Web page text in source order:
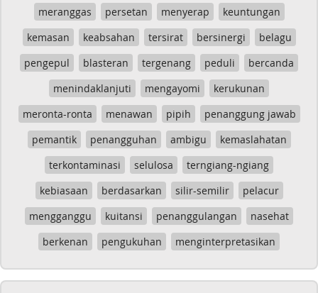
meranggas
persetan menyerap
keuntungan
kemasan
keabsahan tersirat bersinergi
belagu
pengepul
blasteran tergenang peduli
bercanda
menindaklanjuti
mengayomi
kerukunan
meronta-ronta
menawan pipih
penanggung jawab
pemantik
penangguhan ambigu
kemaslahatan
terkontaminasi
selulosa
terngiang-ngiang
kebiasaan
berdasarkan silir-semilir
pelacur
mengganggu
kuitansi penanggulangan
nasehat
berkenan
pengukuhan menginterpretasikan